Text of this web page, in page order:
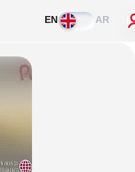
EN AR